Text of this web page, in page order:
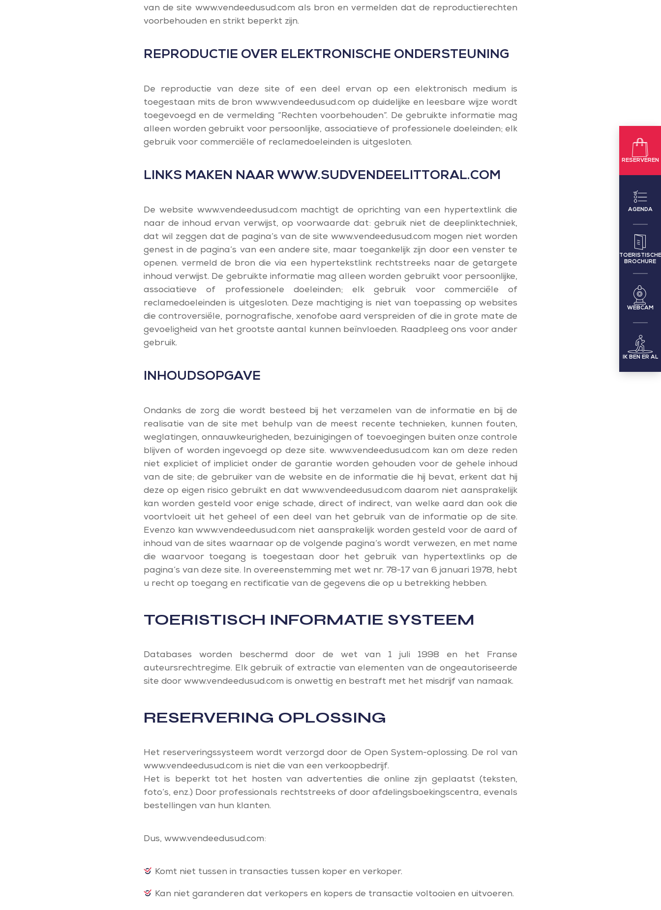
RESERVEREN
AGENDA
TOERISTISCHE
BROCHURE
WEBCAM
IK BEN ER AL
van de site www.vendeedusud.com als bron en vermelden dat de reproductierechten
voorbehouden en strikt beperkt zijn.
REPRODUCTIE OVER ELEKTRONISCHE ONDERSTEUNING
De reproductie van deze site of een deel ervan op een elektronisch medium is
toegestaan mits de bron www.vendeedusud.com op duidelijke en leesbare wijze wordt
toegevoegd en de vermelding “Rechten voorbehouden”. De gebruikte informatie mag
alleen worden gebruikt voor persoonlijke, associatieve of professionele doeleinden; elk
gebruik voor commerciële of reclamedoeleinden is uitgesloten.
LINKS MAKEN NAAR WWW.SUDVENDEELITTORAL.COM
De website www.vendeedusud.com machtigt de oprichting van een hypertextlink die
naar de inhoud ervan verwijst, op voorwaarde dat: gebruik niet de deeplinktechniek,
dat wil zeggen dat de pagina’s van de site www.vendeedusud.com mogen niet worden
genest in de pagina’s van een andere site, maar toegankelijk zijn door een venster te
openen. vermeld de bron die via een hypertekstlink rechtstreeks naar de getargete
inhoud verwijst. De gebruikte informatie mag alleen worden gebruikt voor persoonlijke,
associatieve of professionele doeleinden; elk gebruik voor commerciële of
reclamedoeleinden is uitgesloten. Deze machtiging is niet van toepassing op websites
die controversiële, pornografische, xenofobe aard verspreiden of die in grote mate de
gevoeligheid van het grootste aantal kunnen beïnvloeden. Raadpleeg ons voor ander
gebruik.
INHOUDSOPGAVE
Ondanks de zorg die wordt besteed bij het verzamelen van de informatie en bij de
realisatie van de site met behulp van de meest recente technieken, kunnen fouten,
weglatingen, onnauwkeurigheden, bezuinigingen of toevoegingen buiten onze controle
blijven of worden ingevoegd op deze site. www.vendeedusud.com kan om deze reden
niet expliciet of impliciet onder de garantie worden gehouden voor de gehele inhoud
van de site; de gebruiker van de website en de informatie die hij bevat, erkent dat hij
deze op eigen risico gebruikt en dat www.vendeedusud.com daarom niet aansprakelijk
kan worden gesteld voor enige schade, direct of indirect, van welke aard dan ook die
voortvloeit uit het geheel of een deel van het gebruik van de informatie op de site.
Evenzo kan www.vendeedusud.com niet aansprakelijk worden gesteld voor de aard of
inhoud van de sites waarnaar op de volgende pagina’s wordt verwezen, en met name
die waarvoor toegang is toegestaan ​​door het gebruik van hypertextlinks op de
pagina’s van deze site. In overeenstemming met wet nr. 78-17 van 6 januari 1978, hebt
u recht op toegang en rectificatie van de gegevens die op u betrekking hebben.
TOERISTISCH INFORMATIE SYSTEEM
Databases worden beschermd door de wet van 1 juli 1998 en het Franse
auteursrechtregime. Elk gebruik of extractie van elementen van de ongeautoriseerde
site door www.vendeedusud.com is onwettig en bestraft met het misdrijf van namaak.
RESERVERING OPLOSSING
Het reserveringssysteem wordt verzorgd door de Open System-oplossing. De rol van
www.vendeedusud.com is niet die van een verkoopbedrijf.
Het is beperkt tot het hosten van advertenties die online zijn geplaatst (teksten,
foto’s, enz.) Door professionals rechtstreeks of door afdelingsboekingscentra, evenals
bestellingen van hun klanten.
Dus, www.vendeedusud.com:
Komt niet tussen in transacties tussen koper en verkoper.
Kan niet garanderen dat verkopers en kopers de transactie voltooien en uitvoeren.